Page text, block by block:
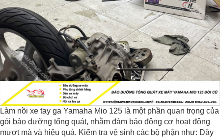
Làm nồi xe tay ga Yamaha Mio 125 là một phần quan trọng của
gói bảo dưỡng tổng quát, nhằm đảm bảo động cơ hoạt động
mượt mà và hiệu quả. Kiểm tra vệ sinh các bộ phận như: Dây